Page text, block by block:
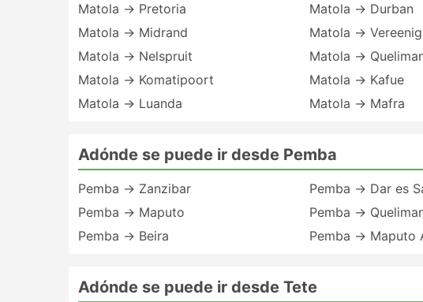
Matola → Pretoria
Matola → Midrand
Matola → Nelspruit
Matola → Komatipoort
Matola → Luanda
Matola → Durban
Matola →
Matola →
Matola → Kafue
Matola → Mafra
Adónde se puede ir desde Pemba
Pemba → Zanzibar
Pemba → Maputo
Pemba → Beira
Pemba → Dar es
Pemba →
Pemba → Maputo
Adónde se puede ir desde Tete